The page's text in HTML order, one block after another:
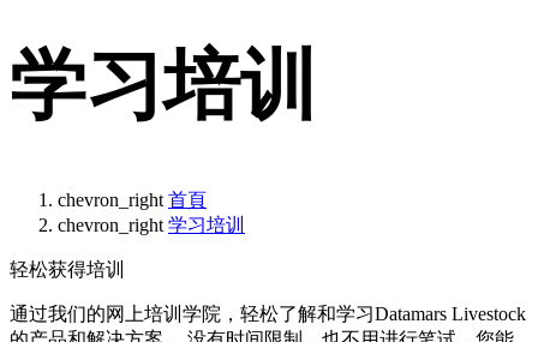
学习培训
chevron_right 首頁
chevron_right 学习培训
轻松获得培训
通过我们的网上培训学院，轻松了解和学习Datamars Livestock